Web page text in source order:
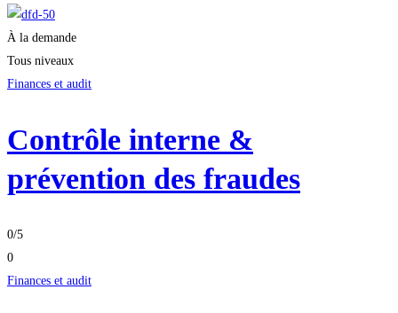
À la demande
Tous niveaux
Finances et audit
Contrôle interne &
prévention des fraudes
0/5
0
Finances et audit